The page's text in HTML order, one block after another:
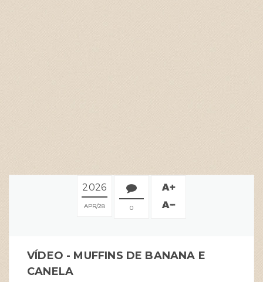
2026
APR 28 0
VÍDEO - MUFFINS DE BANANA E
CANELA